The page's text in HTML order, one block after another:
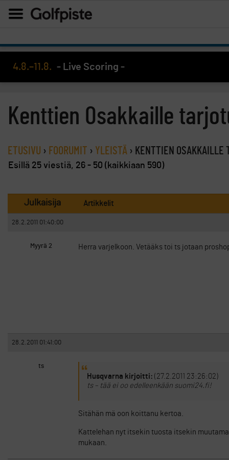
4.8.–11.8. - Live Scoring -
Kenttien Osakkaille
ETUSIVU › FOORUMIT › YLEISTÄ › KENTTIEN OSAKKAILLE
Esillä 25 viestiä, 26 - 50 (kaikkiaan 590)
Julkaisija Artikkelit
28.2.2011 01:40:00
Myyrä 2 Herra varjelkoon. Vetääks toi ts jotaan
28.2.2011 01:41:00
ts
Husqvarna kirjoitti: (27.2.2011 23:26:02)
ts – tää ei oo edelleenkään suomi24.fi!
Sitähän mä oon koittanu kertoa.
Kattelehan nyt itsekin tuosta itsekin
mukaan.